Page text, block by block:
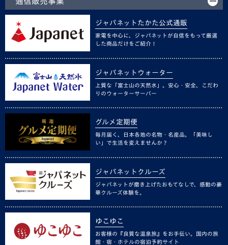
ジャパネットたかた公式通販
家電を中心に、ジャパネットが自信をもって厳選
した商品だけをご紹介！
ジャパネットウォーター
上質な「富士山の天然水」。安心・安全、こだわ
りのウォーターサーバー
グルメ定期便
毎月届く、日本各地の名物・名産品。「美味し
い」で生活を変えませんか？
ジャパネットクルーズ
ジャパネットが磨き上げたおもてなしで、感動の豪
華クルーズ体験を。
ゆこゆこ
お客様の『良質な温泉旅』をお手伝い。国内の旅
館・宿・ホテルの宿泊予約サイト